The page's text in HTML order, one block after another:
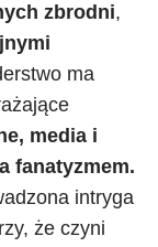
zbrodni,
ma
media i
fanatyzmem.
intryga
że czyni